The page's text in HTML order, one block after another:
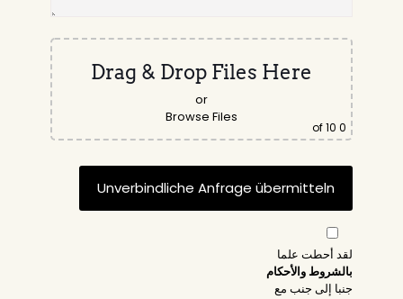
Drag & Drop Files Here
or
Browse Files
0
of 10
لقد أحطت علما
بالشروط والأحكام
جنبا إلى جنب مع